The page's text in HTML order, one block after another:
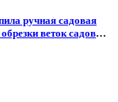
ручная садовая
веток садовых